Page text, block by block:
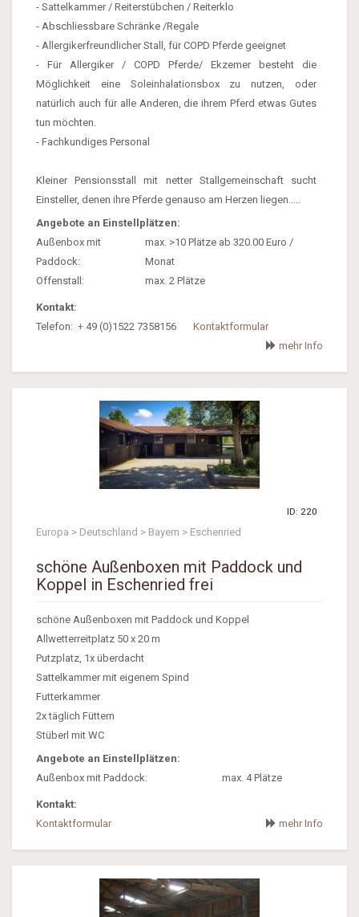
- Sattelkammer / Reiterstübchen / Reiterklo
- Abschliessbare Schränke /Regale
- Allergikerfreundlicher Stall, für COPD Pferde geeignet
- Für Allergiker / COPD Pferde/ Ekzemer besteht die
Möglichkeit eine Soleinhalationsbox zu nutzen, oder
natürlich auch für alle Anderen, die ihrem Pferd etwas Gutes
tun möchten.
- Fachkundiges Personal
Kleiner Pensionsstall mit netter Stallgemeinschaft sucht
Einsteller, denen ihre Pferde genauso am Herzen liegen.....
Angebote an Einstellplätzen:
Außenbox mit
Paddock:
max. >10 Plätze ab 320.00 Euro /
Monat
Offenstall:
max. 2 Plätze
Kontakt:
Telefon: + 49 (0)1522 7358156 Kontaktformular
mehr Info
ID: 220
Europa > Deutschland > Bayern > Eschenried
schöne Außenboxen mit Paddock und
Koppel in Eschenried frei
schöne Außenboxen mit Paddock und Koppel
Allwetterreitplatz 50 x 20 m
Putzplatz, 1x überdacht
Sattelkammer mit eigenem Spind
Futterkammer
2x täglich Füttern
Stüberl mit WC
Angebote an Einstellplätzen:
Außenbox mit Paddock:
max. 4 Plätze
Kontakt:
Kontaktformular
mehr Info